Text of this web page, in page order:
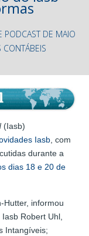
PODCAST DE MAIO
(Iasb)
Iasb, com
durante a
dias 18 e 20 de
Hutter, informou
Robert Uhl,
Intangíveis;